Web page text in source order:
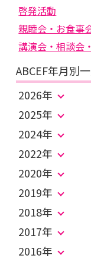
啓発活動
親睦会・お食事
講演会・相談会
ABCEF年月別
2026年
2025年
2024年
2022年
2020年
2019年
2018年
2017年
2016年